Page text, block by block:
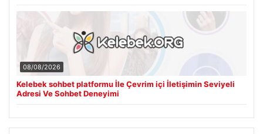
08/08/2026
Kelebek sohbet platformu İle Çevrim içi İletişimin Seviyeli
Adresi Ve Sohbet Deneyimi